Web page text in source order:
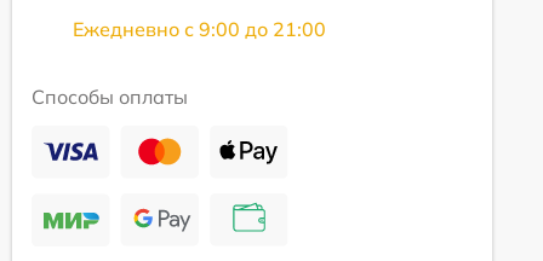
Ежедневно с 9:00 до 21:00
Способы оплаты